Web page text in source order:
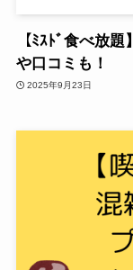
【ﾐｽﾄﾞ食べ放
や口コミも！
2025年9月23日